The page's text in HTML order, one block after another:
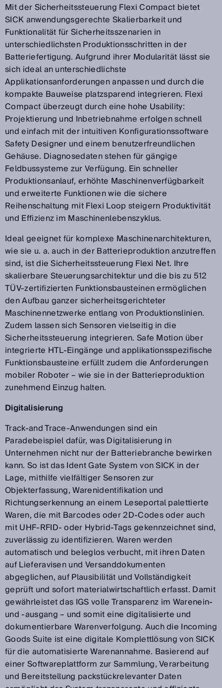
Mit der Sicherheitssteuerung Flexi Compact bietet
SICK anwendungsgerechte Skalierbarkeit und
Funktionalität für Sicherheitsszenarien in
unterschiedlichsten Produktionsschritten in der
Batteriefertigung. Aufgrund ihrer Modularität lässt sie
sich ideal an unterschiedlichste
Applikationsanforderungen anpassen und durch die
kompakte Bauweise platzsparend integrieren. Flexi
Compact überzeugt durch eine hohe Usability:
Projektierung und Inbetriebnahme erfolgen schnell
und einfach mit der intuitiven Konfigurationssoftware
Safety Designer und einem benutzerfreundlichen
Gehäuse. Diagnosedaten stehen für gängige
Feldbussysteme zur Verfügung. Ein schneller
Produktionsanlauf, erhöhte Maschinenverfügbarkeit
und erweiterte Funktionen wie die sichere
Reihenschaltung mit Flexi Loop steigern Produktivität
und Effizienz im Maschinenlebenszyklus.
Ideal geeignet für komplexe Maschinenarchitekturen,
wie sie u. a. auch in der Batterieproduktion anzutreffen
sind, ist die Sicherheitssteuerung Flexi Net. Ihre
skalierbare Steuerungsarchitektur und die bis zu 512
TÜV-zertifizierten Funktionsbausteinen ermöglichen
den Aufbau ganzer sicherheitsgerichteter
Maschinennetzwerke entlang von Produktionslinien.
Zudem lassen sich Sensoren vielseitig in die
Sicherheitssteuerung integrieren. Safe Motion über
integrierte HTL-Eingänge und applikationsspezifische
Funktionsbausteine erfüllt zudem die Anforderungen
mobiler Roboter – wie sie in der Batterieproduktion
zunehmend Einzug halten.
Digitalisierung
Track-and Trace-Anwendungen sind ein
Paradebeispiel dafür, was Digitalisierung in
Unternehmen nicht nur der Batteriebranche bewirken
kann. So ist das Ident Gate System von SICK in der
Lage, mithilfe vielfältiger Sensoren zur
Objekterfassung, Warenidentifikation und
Richtungserkennung an einem Leseportal palettierte
Waren, die mit Barcodes oder 2D-Codes oder auch
mit UHF-RFID- oder Hybrid-Tags gekennzeichnet sind,
zuverlässig zu identifizieren. Waren werden
automatisch und beleglos verbucht, mit ihren Daten
auf Lieferavisen und Versanddokumenten
abgeglichen, auf Plausibilität und Vollständigkeit
geprüft und sofort materialwirtschaftlich erfasst. Damit
gewährleistet das IGS volle Transparenz im Warenein-
und -ausgang – und somit eine digitalisierte und
dokumentierbare Warenverfolgung. Auch die Incoming
Goods Suite ist eine digitale Komplettlösung von SICK
für die automatisierte Warenannahme. Basierend auf
einer Softwareplattform zur Sammlung, Verarbeitung
und Bereitstellung packstückrelevanter Daten